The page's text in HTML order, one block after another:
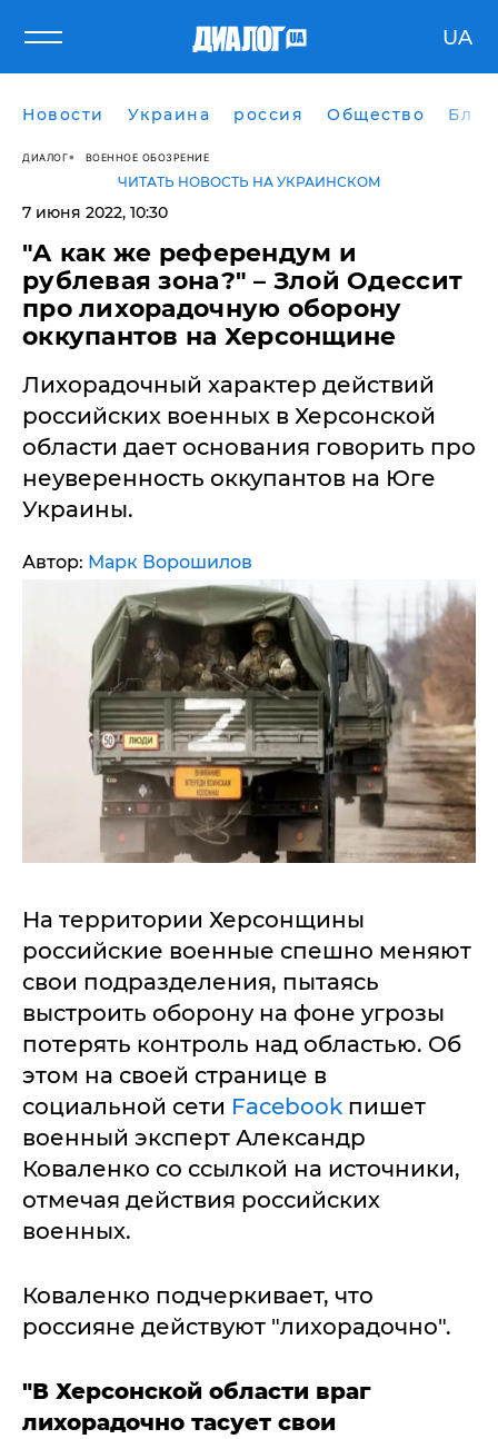
UA
Новости Украина россия Общество
ДИАЛОГ ВОЕННОЕ ОБОЗРЕНИЕ
ЧИТАТЬ НОВОСТЬ НА УКРАИНСКОМ
7 июня 2022, 10:30
"А как же референдум и
рублевая зона?" – Злой Одессит
про лихорадочную оборону
оккупантов на Херсонщине
Лихорадочный характер действий
российских военных в Херсонской
области дает основания говорить про
неуверенность оккупантов на Юге
Украины.
Автор: Марк Ворошилов
На территории Херсонщины
российские военные спешно меняют
свои подразделения, пытаясь
выстроить оборону на фоне угрозы
потерять контроль над областью. Об
этом на своей странице в
социальной сети Facebook пишет
военный эксперт Александр
Коваленко со ссылкой на источники,
отмечая действия российских
военных.
Коваленко подчеркивает, что
россияне действуют "лихорадочно".
"В Херсонской области враг
лихорадочно тасует свои